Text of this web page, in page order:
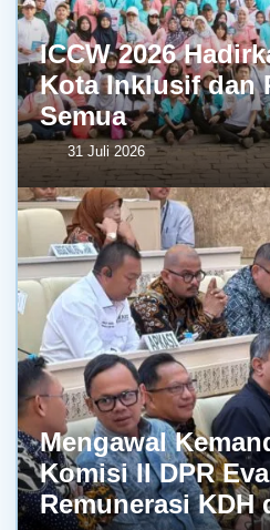
ICCW 2026
Kota Inklusif dan
Semua
31 Juli 2026
Mengawal
Komisi II DPR
Remunerasi KDH